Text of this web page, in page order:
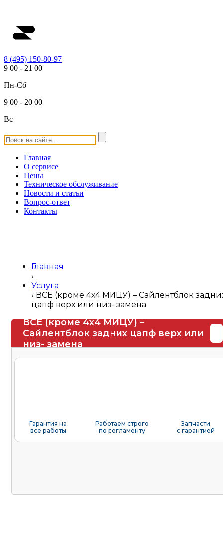
8 (495) 150-80-97
9 00 - 21 00
Пн-Сб
9 00 - 20 00
Вс
Главная
О сервисе
Цены
Техническое обслуживание
Новости и статьи
Вопрос-ответ
Контакты
Главная
›
Услуга
› ВСЕ (кроме 4х4 МИЦУ) – Сайлентблок
цапф верх или низ- замена
ВСЕ (кроме 4х4 МИЦУ) –
Сайлентблок задних цапф верх или
низ- замена
Гарантия на
все работы
Работаем строго
по регламенту
Запчасти
с гарантией